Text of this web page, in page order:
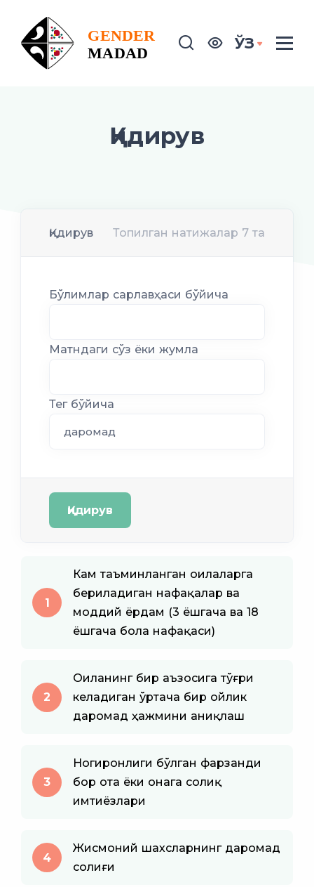
ЎЗ
Қидирув
Қидирув Топилган натижалар 7 та
Бўлимлар сарлавҳаси бўйича
Матндаги сўз ёки жумла
Тег бўйича
Қидирув
1
Кам таъминланган оилаларга
бериладиган нафақалар ва
моддий ёрдам (3 ёшгача ва 18
ёшгача бола нафақаси)
2
Оиланинг бир аъзосига тўғри
келадиган ўртача бир ойлик
даромад ҳажмини аниқлаш
3
Ногиронлиги бўлган фарзанди
бор ота ёки онага солиқ
имтиёзлари
4
Жисмоний шахсларнинг даромад
солиғи